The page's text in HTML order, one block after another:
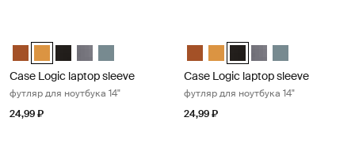
Case Logic 14" laptop sleeve Rustic Amber
Case Logic 14" laptop sleeve Buckthorn (selected)
Case Logic 14" laptop sleeve Чёрный
Case Logic 14" laptop sleeve Графит
Case Logic 14" laptop sleeve Arona Blue
Case Logic laptop sleeve
футляр для ноутбука 14"
24,99 ₽
Case Logic 14" laptop sleeve
Case Logic 14" laptop sleeve
Case Logic 14" laptop
Case Logic 14"
Case Logic 14"
Case Logic laptop sleeve
футляр для ноутбука 14"
24,99 ₽